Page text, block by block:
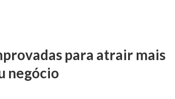
para atrair mais
negócio